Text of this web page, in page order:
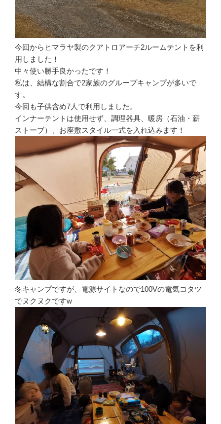
今回からヒマラヤ製のクアトロアーチ2ルームテントを利
用しました！
中々使い勝手良かったです！
私は、結構な割合で2家族のグループキャンプが多いで
す。
今回も子供含め7人で利用しました。
インナーテントは使用せず、調理器具、暖房（石油・薪
ストーブ）、お座敷スタイル一式を入れ込みます！
冬キャンプですが、電源サイトなので100Vの電気コタツ
でヌクヌクですw